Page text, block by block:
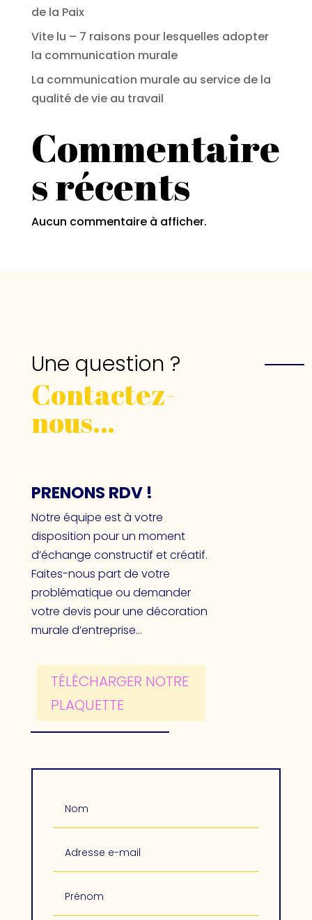
de la Paix
Vite lu – 7 raisons pour lesquelles adopter
la communication murale
La communication murale au service de la
qualité de vie au travail
Commentaire
s récents
Aucun commentaire à afficher.
Une question ?
Contactez-
nous…
PRENONS RDV !
Notre équipe est à votre
disposition pour un moment
d’échange constructif et créatif.
Faites-nous part de votre
problématique ou demander
votre devis pour une décoration
murale d’entreprise…
TÉLÉCHARGER NOTRE
PLAQUETTE